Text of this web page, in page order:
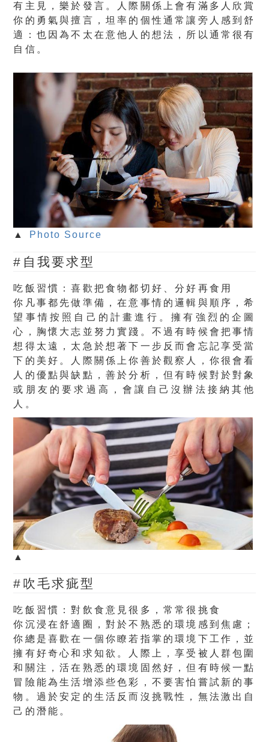
有主見，樂於發言。人際關係上會有滿多人欣賞
你的勇氣與擅言，坦率的個性通常讓旁人感到舒
適：也因為不太在意他人的想法，所以通常很有
自信。
▲ Photo Source
#自我要求型
吃飯習慣：喜歡把食物都切好、分好再食用
你凡事都先做準備，在意事情的邏輯與順序，希
望事情按照自己的計畫進行。擁有強烈的企圖
心，胸懷大志並努力實踐。不過有時候會把事情
想得太遠，太急於想著下一步反而會忘記享受當
下的美好。人際關係上你善於觀察人，你很會看
人的優點與缺點，善於分析，但有時候對於對象
或朋友的要求過高，會讓自己沒辦法接納其他
人。
▲
#吹毛求疵型
吃飯習慣：對飲食意見很多，常常很挑食
你沉浸在舒適圈，對於不熟悉的環境感到焦慮；
你總是喜歡在一個你瞭若指掌的環境下工作，並
擁有好奇心和求知欲。人際上，享受被人群包圍
和關注，活在熟悉的環境固然好，但有時候一點
冒險能為生活增添些色彩，不要害怕嘗試新的事
物。過於安定的生活反而沒挑戰性，無法激出自
己的潛能。